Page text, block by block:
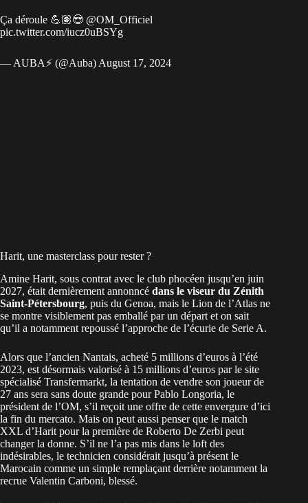
Ça déroule 💪🏽😍 @OM_Officiel
pic.twitter.com/iucz0uBSYg
— AUBA⚡️ (@Auba) August 17, 2024
Harit, une masterclass pour rester ?
Amine Harit, sous contrat avec le club phocéen jusqu’en juin
2027, était dernièrement annonncé dans le viseur du Zénith
Saint-Pétersbourg, puis du Genoa, mais le Lion de l’Atlas ne
se montre visiblement pas emballé par un départ et on sait
qu’il a notamment repoussé l’approche de l’écurie de Serie A.
Alors que l’ancien Nantais, acheté 5 millions d’euros à l’été
2023, est désormais valorisé à 15 millions d’euros par le site
spécialisé Transfermarkt, la tentation de vendre son joueur de
27 ans sera sans doute grande pour Pablo Longoria, le
président de l’OM, s’il reçoit une offre de cette envergure d’ici
la fin du mercato. Mais on peut aussi penser que le match
XXL d’Harit pour la première de Roberto De Zerbi peut
changer la donne. S’il ne l’a pas mis dans le loft des
indésirables, le technicien considérait jusqu’à présent le
Marocain comme un simple remplaçant derrière notamment la
recrue Valentin Carboni, blessé.